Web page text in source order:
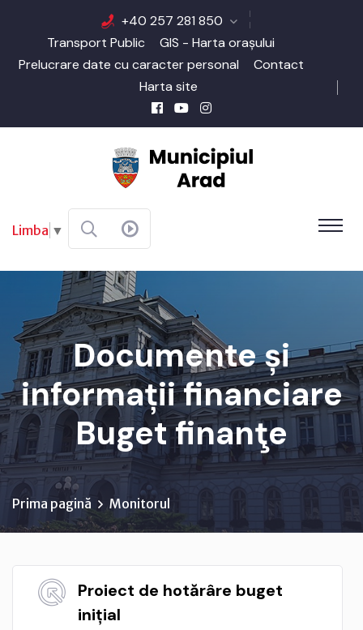
+40 257 281 850
Transport Public
GIS - Harta orașului
Prelucrare date cu caracter personal
Contact
Harta site
Limba ▼
Documente și
informații financiare
Buget finanţe
Prima pagină Monitorul
Proiect de hotărâre buget
inițial